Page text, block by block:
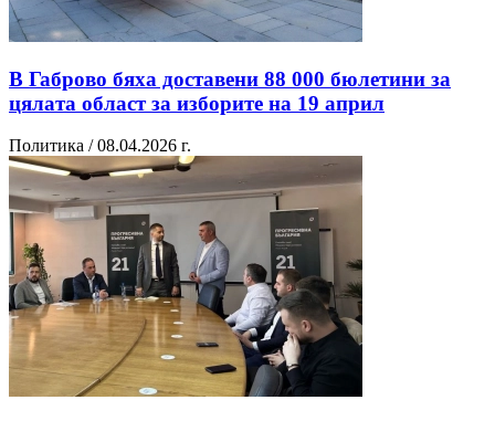
В Габрово бяха доставени 88 000 бюлетини за
цялата област за изборите на 19 април
Политика / 08.04.2026 г.